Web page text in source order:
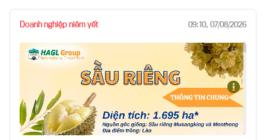
Doanh nghiệp niêm yết 09:10, 07/08/2026